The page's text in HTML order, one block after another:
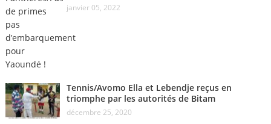
janvier 05, 2022
Tennis/Avomo Ella et Lebendje reçus en
triomphe par les autorités de Bitam
décembre 25, 2020